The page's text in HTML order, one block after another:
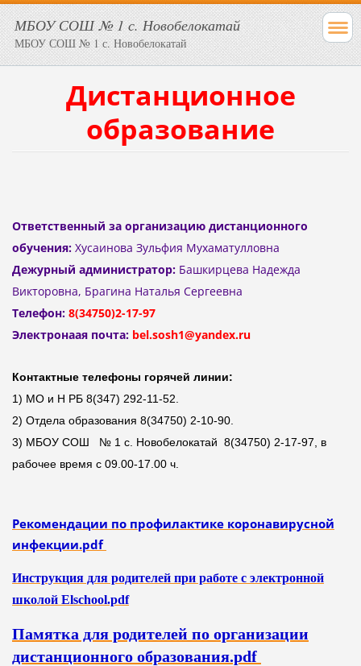
МБОУ СОШ № 1 с. Новобелокатай
МБОУ СОШ № 1 с. Новобелокатай
Дистанционное
образование
Ответственный за организацию дистанционного
обучения: Хусаинова Зульфия Мухаматулловна
Дежурный администратор: Башкирцева Надежда
Викторовна, Брагина Наталья Сергеевна
Телефон: 8(34750)2-17-97
Электронаая почта: bel.sosh1@yandex.ru
Контактные телефоны горячей линии:
1) МО и Н РБ 8(347) 292-11-52.
2) Отдела образования 8(34750) 2-10-90.
3) МБОУ СОШ № 1 с. Новобелокатай 8(34750) 2-17-97, в
рабочее время с 09.00-17.00 ч.
Рекомендации по профилактике коронавирусной
инфекции.pdf
Инструкция для родителей при работе с электронной
школой Elschool.pdf
Памятка для родителей по организации
дистанционного образования.pdf